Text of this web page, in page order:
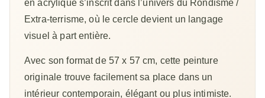
en acrylique s’inscrit dans l’univers du Rondisme /
Extra-terrisme, où le cercle devient un langage
visuel à part entière.
Avec son format de 57 x 57 cm, cette peinture
originale trouve facilement sa place dans un
intérieur contemporain, élégant ou plus intimiste.